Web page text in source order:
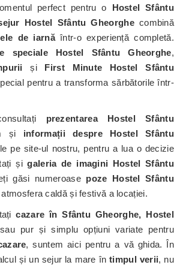
perfect pentru o Hostel Sfântu
Hostel Sfântu Gheorghecombină
de iarnăîntr-o experiență completă.
speciale Hostel Sfântu Gheorghe,
și First Minute Hostel Sfântu
pentru a transforma sărbătorile într-
prezentarea Hostel Sfântu
și informații despre Hostel Sfântu
pe site-ul nostru, pentru a lua o decizie
șigaleria de imagini Hostel Sfântu
găsi numeroase poze Hostel Sfântu
caldă și festivă a locației.
cazare în Sfântu Gheorghe, Hostel
sau pur și simplu opțiuni variate pentru
, suntem aici pentru a vă ghida. În
și un sejur la mare întimpul verii, nu